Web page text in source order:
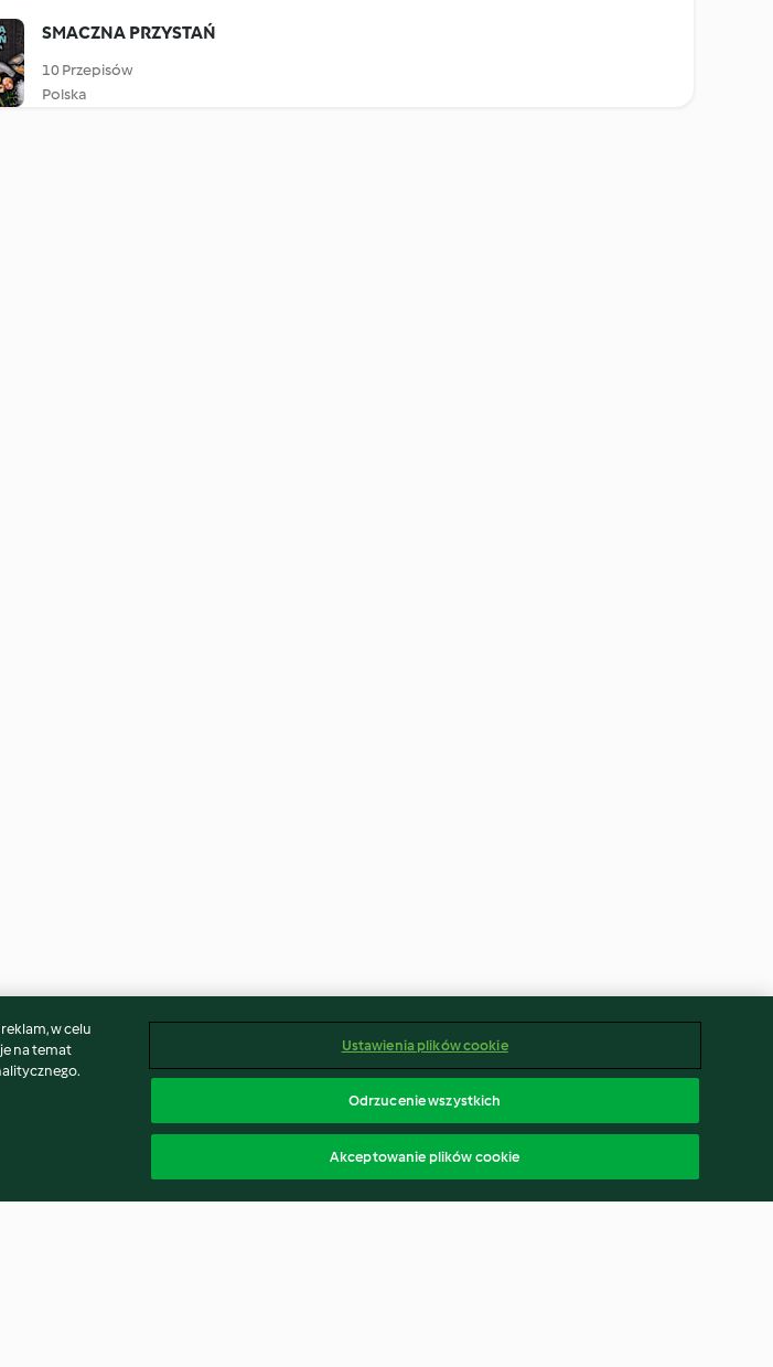
SMACZNA PRZYSTAŃ
10 Przepisów
Polska
w celu
na temat
Ustawienia plików cookie
Odrzucenie wszystkich
Akceptowanie plików cookie